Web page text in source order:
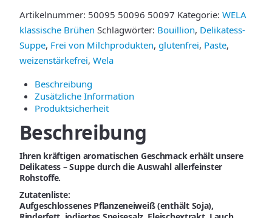
Artikelnummer: 50095 50096 50097 Kategorie: WELA
klassische Brühen Schlagwörter: Bouillion, Delikatess-
Suppe, Frei von Milchprodukten, glutenfrei, Paste,
weizenstärkefrei, Wela
Beschreibung
Zusätzliche Information
Produktsicherheit
Beschreibung
Ihren kräftigen aromatischen Geschmack erhält unsere
Delikatess – Suppe durch die Auswahl allerfeinster
Rohstoffe.
Zutatenliste:
Aufgeschlossenes Pflanzeneiweiß (enthält Soja),